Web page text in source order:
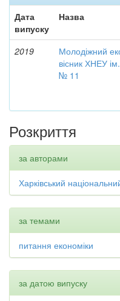
Дата
випуску
Назва
2019
Молодіжний
вісник ХНЕУ
№ 11
Розкриття
за авторами
Харківський
за темами
питання економіки
за датою випуску